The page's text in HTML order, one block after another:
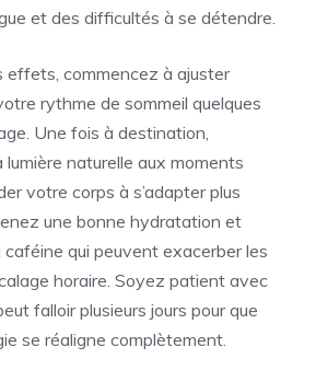
et des difficultés à se détendre.
effets, commencez à ajuster
rythme de sommeil quelques
Une fois à destination,
naturelle aux moments
votre corps à s’adapter plus
une bonne hydratation et
caféine qui peuvent exacerber les
horaire. Soyez patient avec
falloir plusieurs jours pour que
se réaligne complètement.